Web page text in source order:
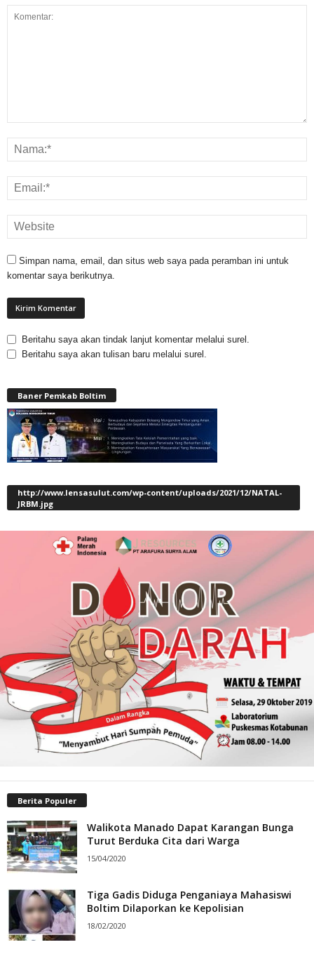
Simpan nama, email, dan situs web saya pada peramban ini untuk
komentar saya berikutnya.
Beritahu saya akan tindak lanjut komentar melalui surel.
Beritahu saya akan tulisan baru melalui surel.
Baner Pemkab Boltim
http://www.lensasulut.com/wp-content/uploads/2021/12/NATAL-
JRBM.jpg
Berita Populer
Walikota Manado Dapat Karangan Bunga
Turut Berduka Cita dari Warga
15/04/2020
Tiga Gadis Diduga Penganiaya Mahasiswi
Boltim Dilaporkan ke Kepolisian
18/02/2020